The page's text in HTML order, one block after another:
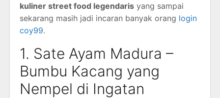
kuliner street food legendaris yang sampai
sekarang masih jadi incaran banyak orang login
coy99.
1. Sate Ayam Madura –
Bumbu Kacang yang
Nempel di Ingatan